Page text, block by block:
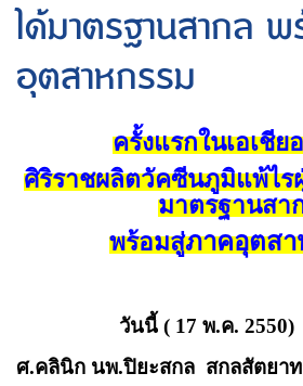
ได้มาตรฐานสากล
อุตสาหกรรม
ครั้งแรกในเอเชีย
ศิริราชผลิตวัคซีนภูมิแพ้ไร
มาตรฐานสา
พร้อมสู่ภาคอุตสา
วันนี้ ( 17 พ.ค. 2550)
ศ.คลินิก นพ.ปิยะสกล สกลสัตยา